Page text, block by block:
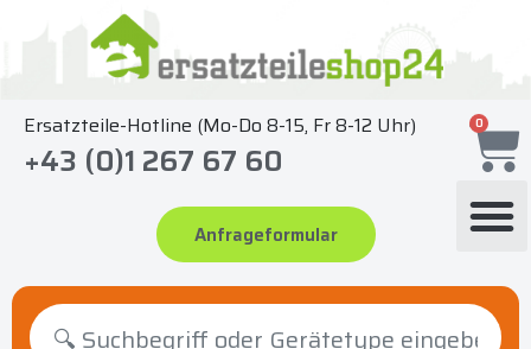
springen
Ersatzteile-Hotline (Mo-Do 8-15, Fr 8-12 Uhr)
+43 (0)1 267 67 60
Anfrageformular
0